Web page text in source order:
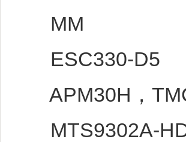
MM
ESC330-D5
APM30H，
MTS9302A-